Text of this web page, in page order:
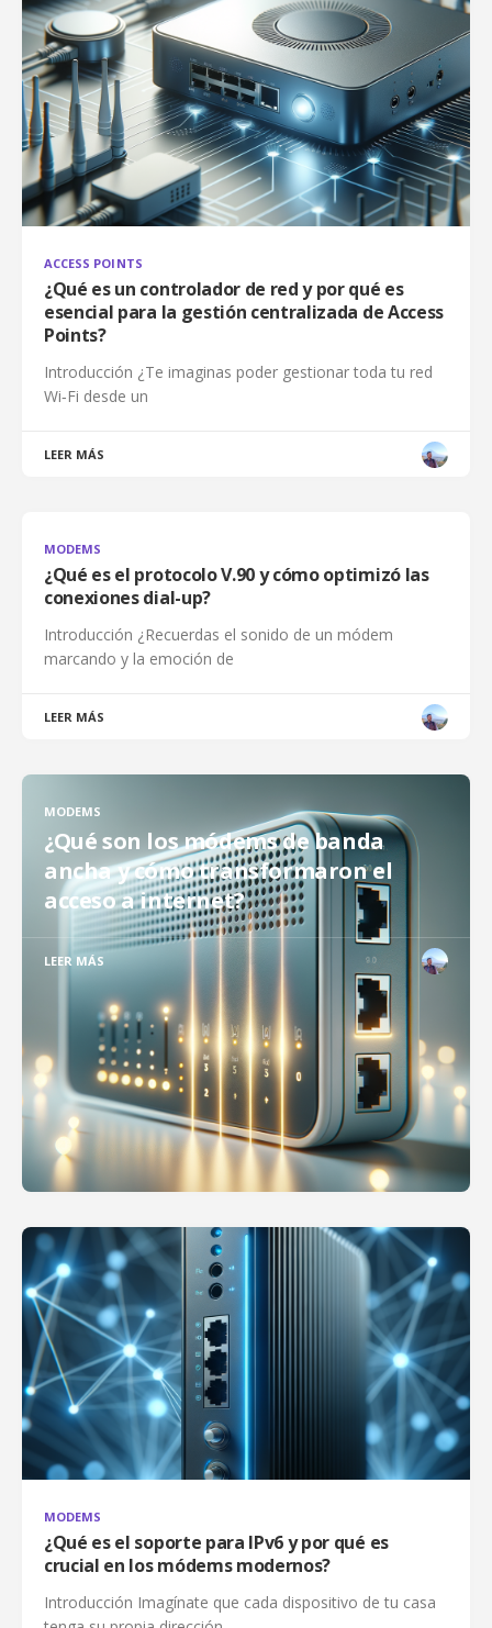
ACCESS POINTS
¿Qué es un controlador de red y por qué es
esencial para la gestión centralizada de Access
Points?
Introducción ¿Te imaginas poder gestionar toda tu red
Wi‑Fi desde un
LEER MÁS
MODEMS
¿Qué es el protocolo V.90 y cómo optimizó las
conexiones dial-up?
Introducción ¿Recuerdas el sonido de un módem
marcando y la emoción de
LEER MÁS
MODEMS
¿Qué son los módems de banda
ancha y cómo transformaron el
acceso a internet?
LEER MÁS
MODEMS
¿Qué es el soporte para IPv6 y por qué es
crucial en los módems modernos?
Introducción Imagínate que cada dispositivo de tu casa